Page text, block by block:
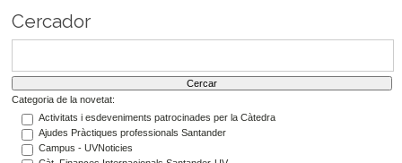
Cercador
Categoria de la novetat:
Activitats i esdeveniments patrocinades per la Càtedra
Ajudes Pràctiques professionals Santander
Campus - UVNoticies